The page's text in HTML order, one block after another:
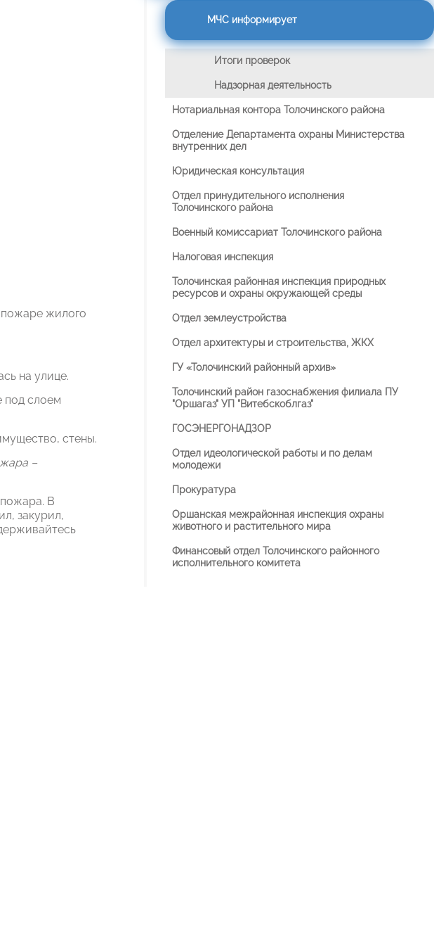
жилого
на улице.
под слоем
стены.
–
В
закурил,
МЧС информирует
Итоги проверок
Надзорная деятельность
Нотариальная контора Толочинского района
Отделение Департамента охраны Министерства
внутренних дел
Юридическая консультация
Отдел принудительного исполнения
Толочинского района
Военный комиссариат Толочинского района
Налоговая инспекция
Толочинская районная инспекция природных
ресурсов и охраны окружающей среды
Отдел землеустройства
Отдел архитектуры и строительства, ЖКХ
ГУ «Толочинский районный архив»
Толочинский район газоснабжения филиала ПУ
"Оршагаз" УП "Витебскоблгаз"
ГОСЭНЕРГОНАДЗОР
Отдел идеологической работы и по делам
молодежи
Прокуратура
Оршанская межрайонная инспекция охраны
животного и растительного мира
Финансовый отдел Толочинского районного
исполнительного комитета